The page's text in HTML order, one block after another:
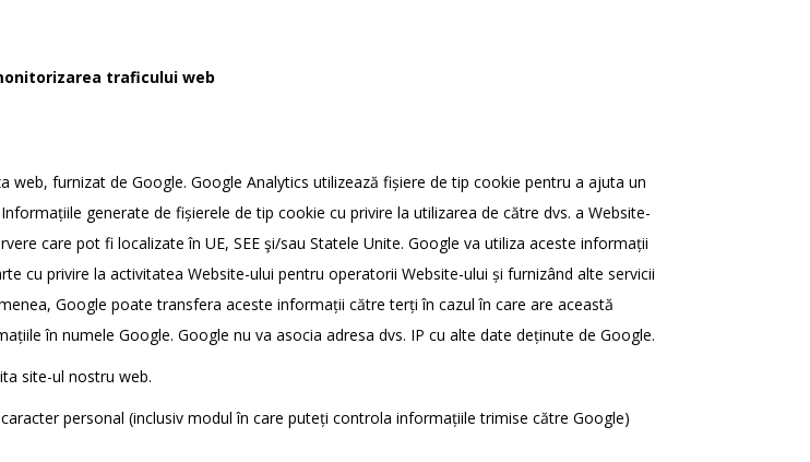
traficului web
web, furnizat de Google. Google Analytics utilizează fișiere de tip cookie pentru a ajuta un
generate de fișierele de tip cookie cu privire la utilizarea de către dvs. a Website-
care pot fi localizate în UE, SEE şi/sau Statele Unite. Google va utiliza aceste informații
cu privire la activitatea Website-ului pentru operatorii Website-ului și furnizând alte servicii
Google poate transfera aceste informații către terți în cazul în care are această
în numele Google. Google nu va asocia adresa dvs. IP cu alte date deținute de Google.
site-ul nostru web.
personal (inclusiv modul în care puteți controla informațiile trimise către Google)